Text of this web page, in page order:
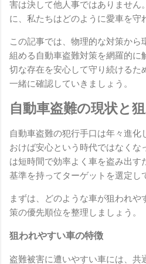
害は決して他人事ではありません
に、私たちはどのように愛車を守
この記事では、物理的な対策から
組める自動車盗難対策を網羅的に
切な存在を安心して守り続けるた
一緒に確認していきましょう。
自動車盗難の現状と
自動車盗難の犯行手口は年々進化
おけば安心という時代ではなくな
は短時間で効率よく車を盗み出す
基準を持ってターゲットを選定し
まずは、どのような車が狙われ
策の優先順位を整理しましょう。
狙われやすい車の特徴
盗難被害に遭いやすい車には、共